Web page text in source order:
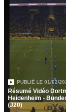
PUBLIÉ LE 01/02/
Résumé Vidéo
Heidenheim -
(J20)